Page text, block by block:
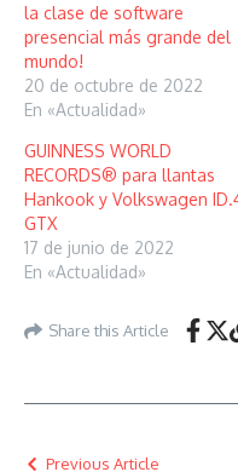
la clase de software
presencial más grande del
mundo!
20 de octubre de 2022
En «Actualidad»
GUINNESS WORLD
RECORDS® para llantas
Hankook y Volkswagen
GTX
17 de junio de 2022
En «Actualidad»
Share this Article
Previous Article